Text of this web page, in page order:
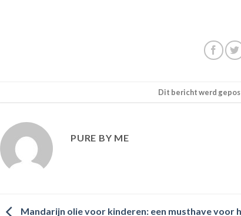
Dit bericht werd
PURE BY ME
Mandarijn olie voor kinderen: een musthave voor